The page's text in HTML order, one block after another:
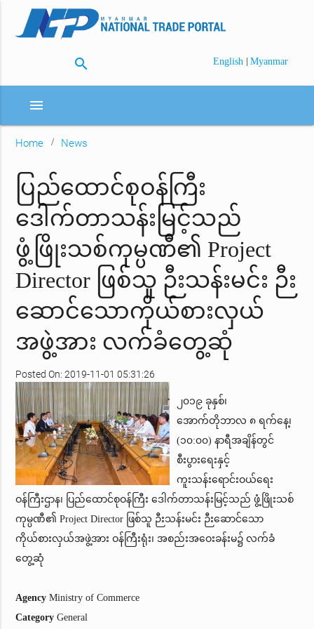
search English | Myanmar
menu
Home News
ပြည်ထောင်စုဝန်ကြီး
ဒေါက်တာသန်းမြင့်သည်
ဖွံ့ဖြိုးသစ်ကုမ္ပဏီ၏ Project
Director ဖြစ်သူ ဉီးသန်းမင်း ဉီး
ဆောင်သောကိုယ်စားလှယ်
အဖွဲ့အား လက်ခံတွေ့ဆုံ
Posted On: 2019-11-01 05:31:26
၂၀၁၉ ခုနှစ်၊
အောက်တိုဘာလ ၈ ရက်နေ့၊
(၁၀:၀၀) နာရီအချိန်တွင်
စီးပွားရေးနှင့်
ကူးသန်းရောင်းဝယ်ရေး
ဝန်ကြီးဌာန၊ ပြည်ထောင်စုဝန်ကြီး ဒေါက်တာသန်းမြင့်သည် ဖွံ့ဖြိုးသစ်
ကုမ္ပဏီ၏ Project Director ဖြစ်သူ ဉီးသန်းမင်း ဉီးဆောင်သော
ကိုယ်စားလှယ်အဖွဲ့အား ဝန်ကြီးရုံး၊ အစည်းအဝေးခန်းမ၌ လက်ခံ
တွေ့ဆုံ
Agency Ministry of Commerce
Category General